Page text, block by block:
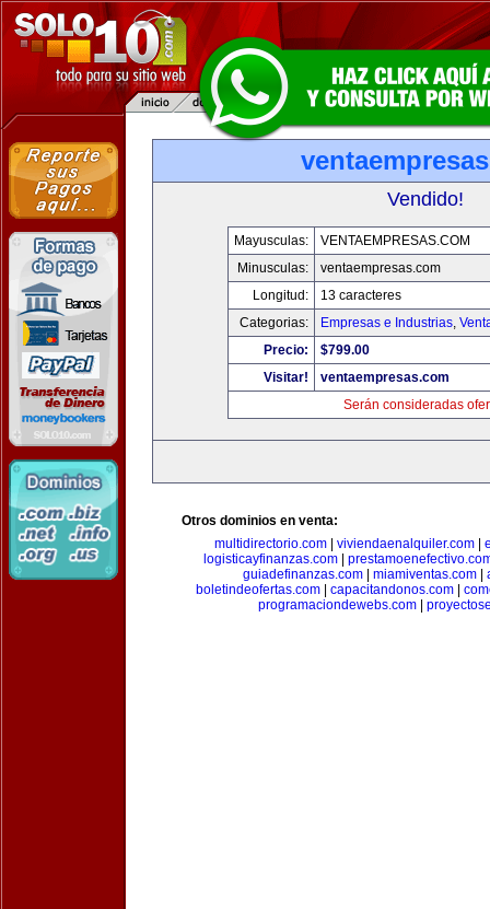
Vendido!
Mayusculas:
VENTAEMPRESAS.COM
Minusculas:
ventaempresas.com
Longitud:
13 caracteres
Categorias:
Empresas e Industrias,
Precio:
$799.00
Visitar!
ventaempresas.com
Serán consideradas
Otros dominios en venta:
multidirectorio.com| viviendaenalquiler.com|
logisticayfinanzas.com|
guiadefinanzas.com
miamiventas.com
boletindeofertas.com| capacitandonos.com|
programaciondewebs.com|